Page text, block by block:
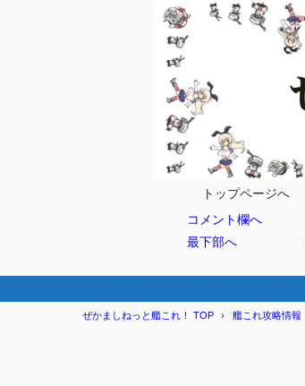
トップページへ
コメント欄へ
最下部へ
ぜかましねっと艦これ！ TOP 艦これ攻略情報